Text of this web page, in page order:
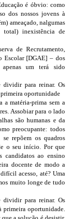
é óbvio: como
dos nossos jovens à
ameaçado, nalgumas
total) inexistência de
de Recrutamento,
Escolar [DGAE] – dos
um terá sido
dividir para reinar. Os
primeira oportunidade
a matéria-prima sem a
Assobiar para o lado
são humanas e da
preocupante: todos
repõem os quadros
o seu início. Por que
candidatos ao ensino
docente de modo a
acesso, até? Uma
muito longe de tudo
dividir para reinar. Os
primeira oportunidade.